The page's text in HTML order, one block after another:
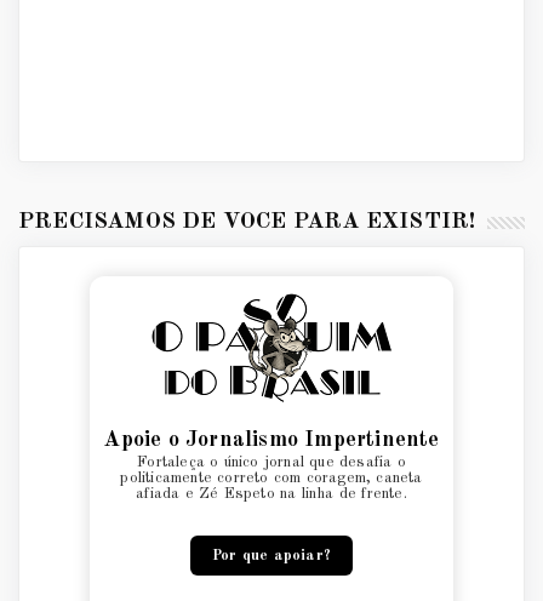
PRECISAMOS DE VOCÊ PARA EXISTIR!
Apoie o Jornalismo Impertinente
Fortaleça o único jornal que desafia o
politicamente correto com coragem, caneta
afiada e Zé Espeto na linha de frente.
Por que apoiar?